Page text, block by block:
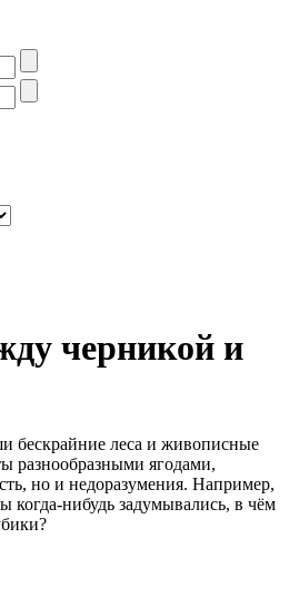
черникой и
бескрайние леса и живописные
разнообразными ягодами,
но и недоразумения. Например,
когда-нибудь задумывались, в чём